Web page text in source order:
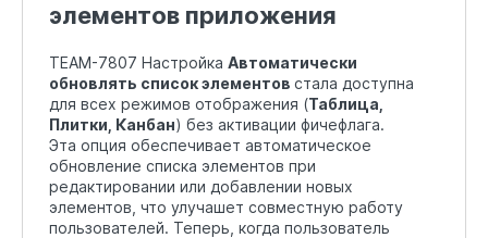
элементов приложения
TEAM-7807 Настройка Автоматически
обновлять список элементов стала доступна
для всех режимов отображения (Таблица,
Плитки, Канбан) без активации фичефлага.
Эта опция обеспечивает автоматическое
обновление списка элементов при
редактировании или добавлении новых
элементов, что улучашет совместную работу
пользователей. Теперь, когда пользователь